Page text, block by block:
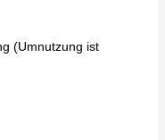
(Umnutzung ist